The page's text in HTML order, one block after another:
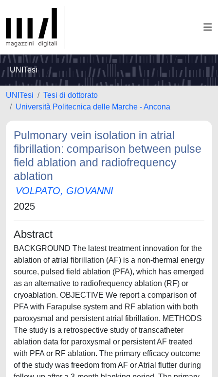
UNITesi
UNITesi
Tesi di dottorato
Università Politecnica delle Marche - Ancona
Pulmonary vein isolation in atrial
fibrillation: comparison between pulse
field ablation and radiofrequency
ablation
VOLPATO, GIOVANNI
2025
Abstract
BACKGROUND The latest treatment innovation for the
ablation of atrial fibrillation (AF) is a non-thermal energy
source, pulsed field ablation (PFA), which has emerged
as an alternative to radiofrequency ablation (RF) or
cryoablation. OBJECTIVE We report a comparison of
PFA with Farapulse system and RF ablation with both
paroxysmal and persistent atrial fibrillation. METHODS
The study is a retrospective study of transcatheter
ablation data for paroxysmal or persistent AF treated
with PFA or RF ablation. The primary efficacy outcome
of the study was freedom from AF or Atrial flutter during